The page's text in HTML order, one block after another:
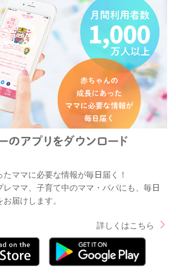
ママに必要な情報が毎日届く！
ママ、子育て中のママ・パパにも、毎日
届けします。
詳しくはこちら